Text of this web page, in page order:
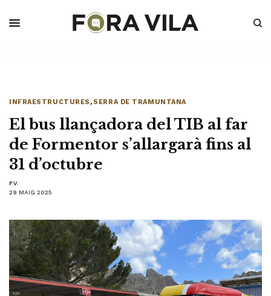
INFRAESTRUCTURES,SERRA DE TRAMUNTANA
El bus llançadora del TIB al far
de Formentor s’allargarà fins al
31 d’octubre
F.V.
29 MAIG 2025